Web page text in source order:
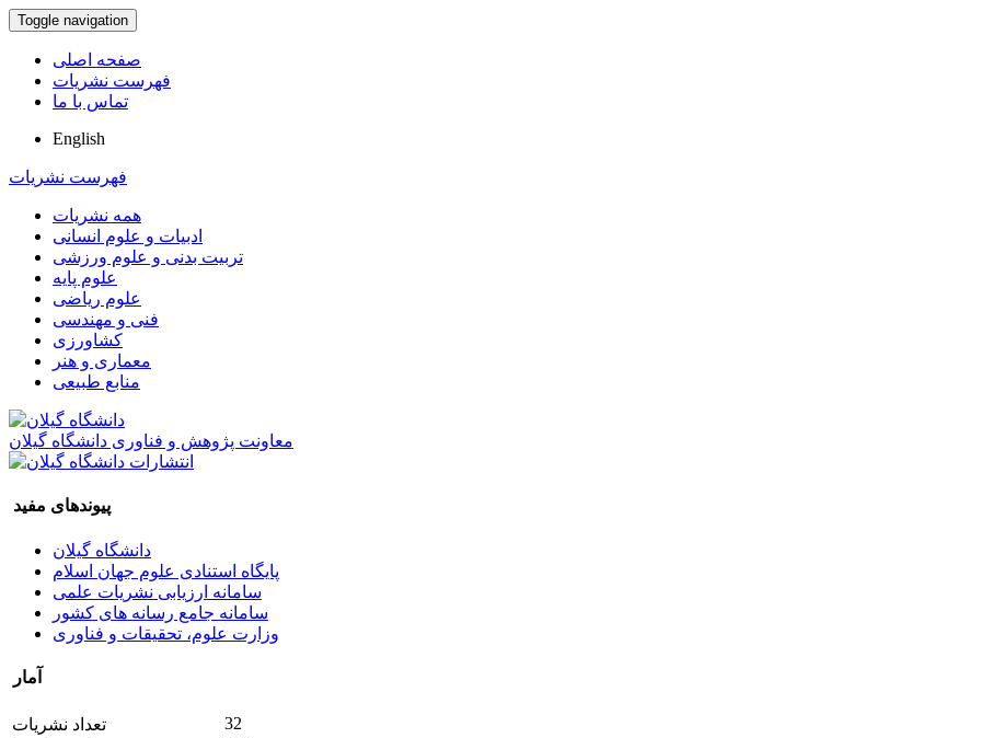
Toggle navigation
صفحه اصلی
فهرست نشریات
تماس با ما
English
فهرست نشریات
همه نشریات
ادبیات و علوم انسانی
تربیت بدنی و علوم ورزشی
علوم پایه
علوم ریاضی
فنی و مهندسی
کشاورزی
معماری و هنر
منابع طبیعی
معاونت پژوهش و فناوری دانشگاه گیلان
پیوندهای مفید
دانشگاه گیلان
پایگاه استنادی علوم جهان اسلام
سامانه ارزیابی نشریات علمی
سامانه جامع رسانه های کشور
وزارت علوم، تحقیقات و فناوری
آمار
تعداد نشریات
32